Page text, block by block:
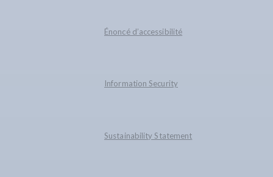
Énoncé d’accessibilité
Information Security
Sustainability Statement